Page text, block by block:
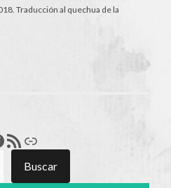
Traducción al quechua de la
Pérez
Feed RSSEnlace
Buscar